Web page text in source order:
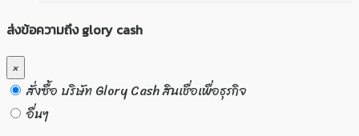
ส่งข้อความถึง glory cash
×
สั่งซื้อ บริษัท Glory Cash สินเชื่อเพื่อธุรกิจ
อื่นๆ